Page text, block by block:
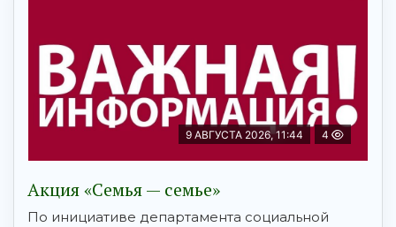
9 АВГУСТА 2026, 11:44 4
Акция «Семья — семье»
По инициативе департамента социальной